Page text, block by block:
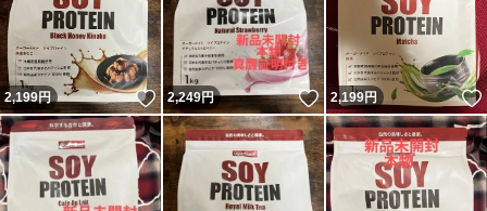
2,199円 いいね！
2,249円 いいね！
2,199円